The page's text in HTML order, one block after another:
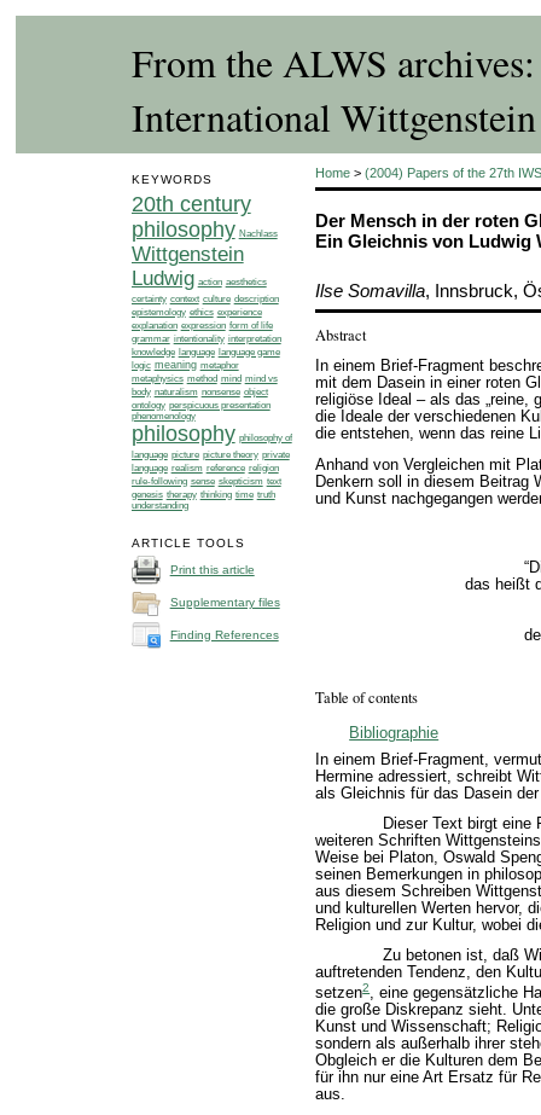
From the ALWS
International
KEYWORDS
20th century
philosophy Nachlass
Wittgenstein
Ludwig action aesthetics
certainty context culture description
epistemology ethics experience
explanation expression form of life
grammar intentionality interpretation
knowledge language language game
logic meaning metaphor
metaphysics method mind mind vs
body naturalism nonsense object
ontology perspicuous presentation
phenomenology
philosophy philosophy of
language picture picture theory private
language realism reference religion
rule-following sense skepticism text
genesis therapy thinking time truth
understanding
ARTICLE TOOLS
Print this article
Supplementary files
Finding References
Home >(2004) Papers of the 27th
Der Mensch in der roten
Ein Gleichnis von Ludwig
Ilse Somavilla, Innsbruck,
Abstract
In einem Brief-Fragment
mit dem Dasein in einer roten
religiöse Ideal – als das „reine,
die Ideale der verschiedenen
die entstehen, wenn das reine
Anhand von Vergleichen mit
Denkern soll in diesem Beitrag
und Kunst nachgegangen
das heißt
Table of contents
Bibliographie
In einem Brief-Fragment,
Hermine adressiert, schreibt
als Gleichnis für das Dasein
Dieser Text birgt eine
weiteren Schriften
Weise bei Platon, Oswald
seinen Bemerkungen in
aus diesem Schreiben
und kulturellen Werten hervor,
Religion und zur Kultur, wobei
Zu betonen ist, daß
auftretenden Tendenz, den
setzen2, eine gegensätzliche
die große Diskrepanz sieht.
Kunst und Wissenschaft;
sondern als außerhalb ihrer
Obgleich er die Kulturen dem
für ihn nur eine Art Ersatz für
aus.